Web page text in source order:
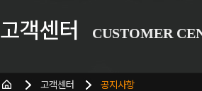
고객센터 CUSTOMER
고객센터 공지사항